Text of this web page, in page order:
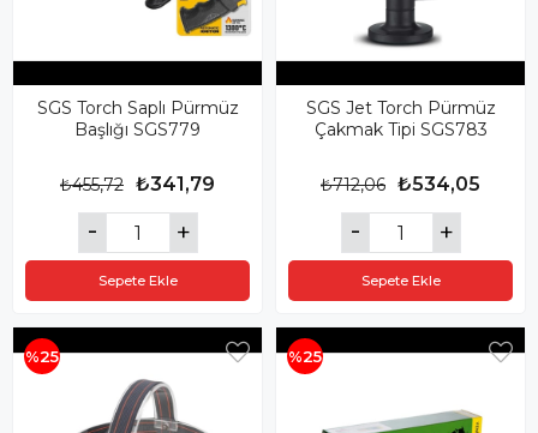
SGS Torch Saplı Pürmüz
Başlığı SGS779
₺341,79
₺455,72
Sepete Ekle
SGS Jet Torch Pürmüz
Çakmak Tipi SGS783
₺534,05
₺712,06
Sepete Ekle
%25 %25